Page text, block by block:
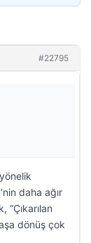
#22795
daha ağır
dönüş çok